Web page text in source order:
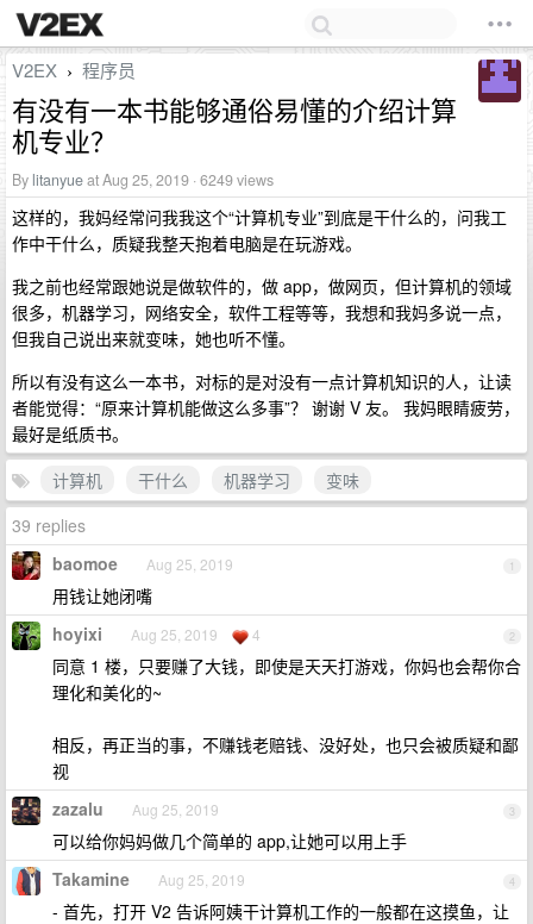
V2EX › 程序员
有没有一本书能够通俗易懂的介绍计算
机专业？
By litanyueat Aug 25, 2019 · 6249 views
这样的，我妈经常问我我这个“计算机专业”到底是干什么的，问我工
作中干什么，质疑我整天抱着电脑是在玩游戏。
我之前也经常跟她说是做软件的，做 app，做网页，但计算机的领域
很多，机器学习，网络安全，软件工程等等，我想和我妈多说一点，
但我自己说出来就变味，她也听不懂。
所以有没有这么一本书，对标的是对没有一点计算机知识的人，让读
者能觉得：“原来计算机能做这么多事”？ 谢谢 V 友。 我妈眼睛疲劳，
最好是纸质书。
计算机
干什么 机器学习
变味
39 replies
1
baomoe Aug 25, 2019
用钱让她闭嘴
2
hoyixi Aug 25, 2019 4
同意 1 楼，只要赚了大钱，即使是天天打游戏，你妈也会帮你合
理化和美化的~
相反，再正当的事，不赚钱老赔钱、没好处，也只会被质疑和鄙
视
3
zazalu Aug 25, 2019
可以给你妈妈做几个简单的 app,让她可以用上手
4
Takamine Aug 25, 2019
- 首先，打开 V2 告诉阿姨干计算机工作的一般都在这摸鱼，让